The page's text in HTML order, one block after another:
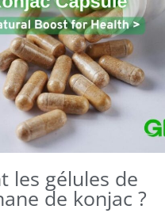
les gélules de
de konjac ?